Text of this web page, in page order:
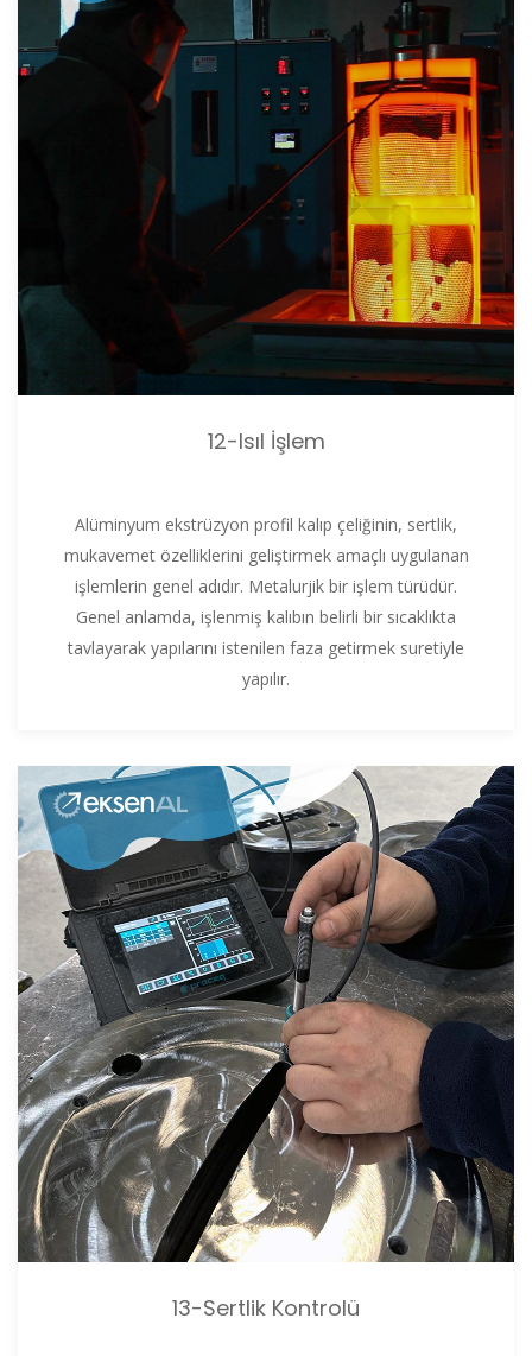
12-Isıl İşlem
Alüminyum ekstrüzyon profil kalıp çeliğinin, sertlik,
mukavemet özelliklerini geliştirmek amaçlı uygulanan
işlemlerin genel adıdır. Metalurjik bir işlem türüdür.
Genel anlamda, işlenmiş kalıbın belirli bir sıcaklıkta
tavlayarak yapılarını istenilen faza getirmek suretiyle
yapılır.
13-Sertlik Kontrolü